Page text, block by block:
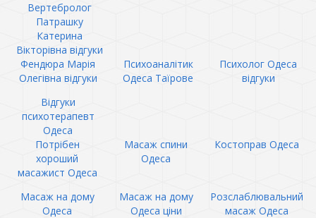
Вертебролог
Патрашку
Катерина
Вікторівна відгуки
Фендюра Марія
Олегівна відгуки
Психоаналітик
Одеса Таїрове
Психолог Одеса
відгуки
Відгуки
психотерапевт
Одеса
Потрібен
хороший
масажист Одеса
Масаж спини
Одеса
Костоправ Одеса
Масаж на дому
Одеса
Масаж на дому
Одеса ціни
Розслаблювальний
масаж Одеса